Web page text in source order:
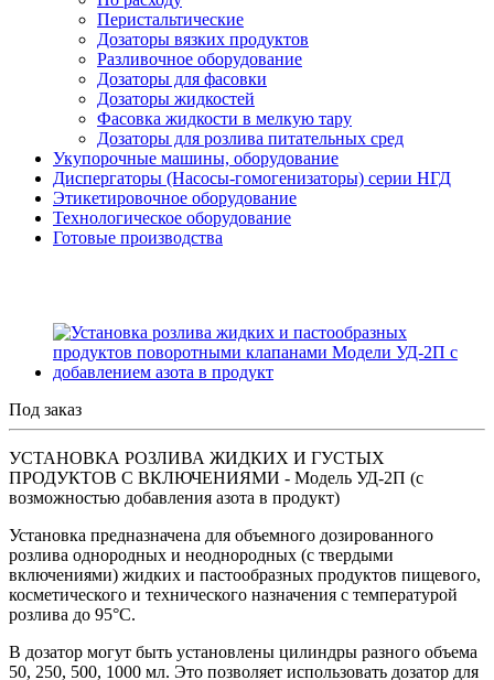
Перистальтические
Дозаторы вязких продуктов
Разливочное оборудование
Дозаторы для фасовки
Дозаторы жидкостей
Фасовка жидкости в мелкую тару
Дозаторы для розлива питательных сред
Укупорочные машины, оборудование
Диспергаторы (Насосы-гомогенизаторы) серии НГД
Этикетировочное оборудование
Технологическое оборудование
Готовые производства
Под заказ
УСТАНОВКА РОЗЛИВА ЖИДКИХ И ГУСТЫХ
ПРОДУКТОВ С ВКЛЮЧЕНИЯМИ - Модель УД-2П (с
возможностью добавления азота в продукт)
Установка предназначена для объемного дозированного
розлива однородных и неоднородных (с твердыми
включениями) жидких и пастообразных продуктов пищевого,
косметического и технического назначения с температурой
розлива до 95°C.
В дозатор могут быть установлены цилиндры разного объема
50, 250, 500, 1000 мл. Это позволяет использовать дозатор для